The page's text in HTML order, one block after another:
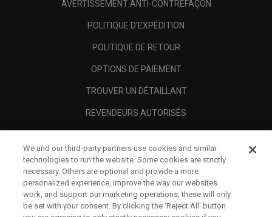
AVERTISSEMENT ANTI-CONTREFAÇON
POLITIQUE D'EXPÉDITION
POLITIQUE DE RETOUR
OPTIONS DE PAIEMENT
TROUVER UN DÉTAILLANT
REVENDEURS AUTORISÉS
A PROPOS
MENTIONS LÉGALES
We and our third-party partners use cookies and similar
technologies to run the website. Some cookies are strictly
necessary. Others are optional and provide a more
personalized experience, improve the way our websites
work, and support our marketing operations; these will only
be set with your consent. By clicking the ‘Reject All' button